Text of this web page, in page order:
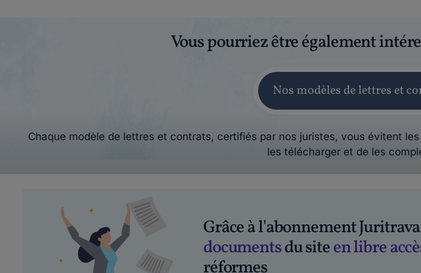
Vous pourriez être également
Nos modèles de lettres et
Chaque modèle de lettres et contrats, certifiés par nos juristes, vous évitent
les télécharger et de les
Grâce à l'abonnement
documentsdu siteen libre
réformes